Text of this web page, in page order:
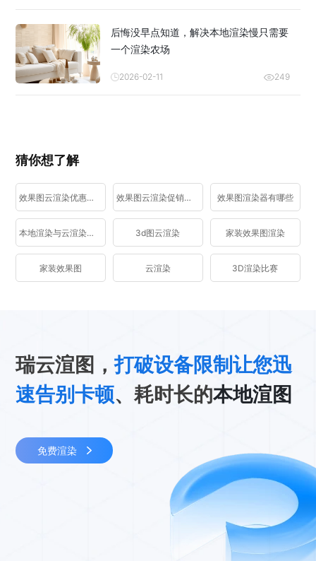
后悔没早点知道，解决本地渲染慢只需要
一个渲染农场
2026-02-11 249
猜你想了解
效果图云渲染优惠活动 效果图云渲染促销活动 效果图渲染器有哪些
本地渲染与云渲染区别 3d图云渲染 家装效果图渲染
家装效果图 云渲染 3D渲染比赛
瑞云渲图，打破设备限制让您迅
速告别卡顿、耗时长的本地渲图
免费渲染